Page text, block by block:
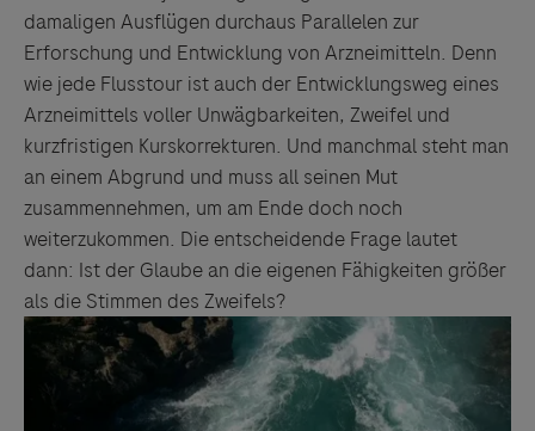
damaligen Ausflügen durchaus Parallelen zur
Erforschung und Entwicklung von Arzneimitteln. Denn
wie jede Flusstour ist auch der Entwicklungsweg eines
Arzneimittels voller Unwägbarkeiten, Zweifel und
kurzfristigen Kurskorrekturen. Und manchmal steht man
an einem Abgrund und muss all seinen Mut
zusammennehmen, um am Ende doch noch
weiterzukommen. Die entscheidende Frage lautet
dann: Ist der Glaube an die eigenen Fähigkeiten größer
als die Stimmen des Zweifels?